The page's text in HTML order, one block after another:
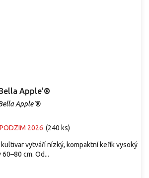
Apple'®
Apple'®
2026 (240 ks)
vytváří nízký, kompaktní keřík vysoký
cm. Od...